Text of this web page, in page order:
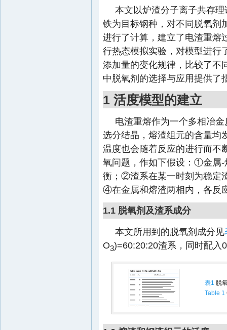
本文以炉渣分子离子共存
铁为目标钢种，对不同脱氧剂
进行了计算，建立了电渣重熔
行热态模拟实验，对模型进行
添加量的变化规律，比较了不
中脱氧剂的选择与应用提供了
1 活度模型的建立
电渣重熔作为一个多相冶
选分结晶，熔渣组元的含量均
温度也会随着反应的进行而不
氧问题，作如下假设：①金属-
衡；②渣系在某一时刻为稳定
④在金属和熔渣两相内，各反
1.1 脱氧剂及渣系成分
本文所用到的脱氧剂成分见
O3)=60:20:20渣系，同时配入
表1 脱
Table 1